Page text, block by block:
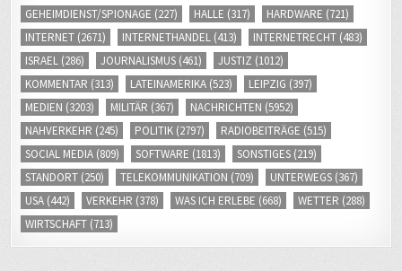
GEHEIMDIENST/SPIONAGE (227) HALLE (317) HARDWARE (721)
INTERNET (2671) INTERNETHANDEL (413) INTERNETRECHT (483)
ISRAEL (286) JOURNALISMUS (461) JUSTIZ (1012)
KOMMENTAR (313) LATEINAMERIKA (523) LEIPZIG (397)
MEDIEN (3203) MILITÄR (367) NACHRICHTEN (5952)
NAHVERKEHR (245) POLITIK (2797) RADIOBEITRÄGE (515)
SOCIAL MEDIA (809) SOFTWARE (1813) SONSTIGES (219)
STANDORT (250) TELEKOMMUNIKATION (709) UNTERWEGS (367)
USA (442) VERKEHR (378) WAS ICH ERLEBE (668) WETTER (288)
WIRTSCHAFT (713)